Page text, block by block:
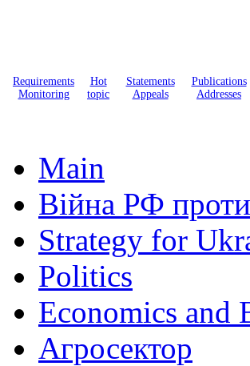
Requirements
Monitoring
Hot
topic
Statements
Appeals
Publications
Addresses
Main
Війна РФ
Strategy for
Politics
Economics and
Агросектор